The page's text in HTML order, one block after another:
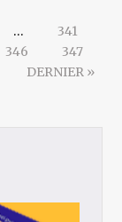
…
341
346
347
DERNIER »